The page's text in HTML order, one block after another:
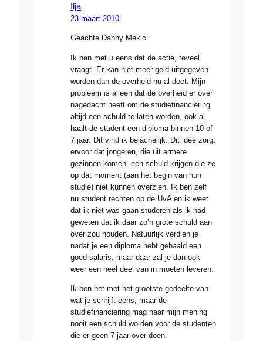
Ilja
23 maart 2010
Geachte Danny Mekic’
Ik ben met u eens dat de actie, teveel
vraagt. Er kan niet meer geld uitgegeven
worden dan de overheid nu al doet. Mijn
probleem is alleen dat de overheid er over
nagedacht heeft om de studiefinanciering
altijd een schuld te laten worden, ook al
haalt de student een diploma binnen 10 of
7 jaar. Dit vind ik belachelijk. Dit idee zorgt
ervoor dat jongeren, die uit armere
gezinnen komen, een schuld krijgen die ze
op dat moment (aan het begin van hun
studie) niet kunnen overzien. Ik ben zelf
nu student rechten op de UvA en ik weet
dat ik niet was gaan studeren als ik had
geweten dat ik daar zo’n grote schuld aan
over zou houden. Natuurlijk verdien je
nadat je een diploma hebt gehaald een
goed salaris, maar daar zal je dan ook
weer een heel deel van in moeten leveren.
Ik ben het met het grootste gedeelte van
wat je schrijft eens, maar de
studiefinanciering mag naar mijn mening
nooit een schuld worden voor de studenten
die er geen 7 jaar over doen.